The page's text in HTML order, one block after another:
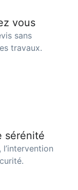
vous
sans
travaux.
sérénité